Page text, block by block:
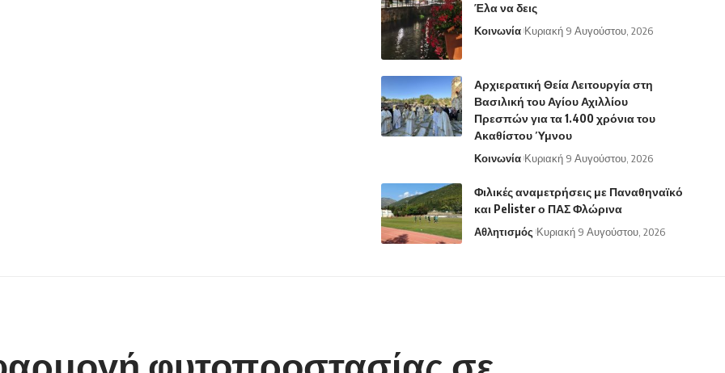
Έλα να δεις
Κοινωνία Κυριακή 9 Αυγούστου, 2026
Αρχιερατική Θεία Λειτουργία στη
Βασιλική του Αγίου Αχιλλίου
Πρεσπών για τα 1.400 χρόνια του
Ακαθίστου Ύμνου
Κοινωνία Κυριακή 9 Αυγούστου, 2026
Φιλικές αναμετρήσεις με Παναθηναϊκό
και Pelister ο ΠΑΣ Φλώρινα
Αθλητισμός Κυριακή 9 Αυγούστου, 2026